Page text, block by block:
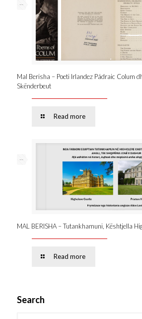
--
Mal Berisha – Poeti Irlandez Pádraic Colum
Skënderbeut
Read more
--
MAL BERISHA – Tutankhamuni, Kështjella
Read more
Search